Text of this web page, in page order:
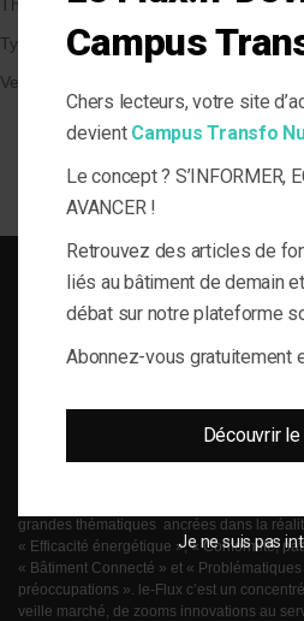
Thématique
Types de Bâtiment
Veille et solutions
le-Flux est né de la volonté de proposer
du bâtiment, de l’information journalistique
grandes thématiques ancrées dans la
« Efficacité énergétique », « Conformité,
« Bâtiment Connecté » et «
préoccupations ». le-Flux c’est un
veille marché, de zooms innovations au
Campus
Chers lecteurs, votre site
devient Campus Transfo
Le concept ? S’INFORMER,
AVANCER !
Retrouvez des articles de
liés au bâtiment de demain
débat sur notre plateforme
Abonnez-vous gratuitement
Découvrir
Je ne suis pas